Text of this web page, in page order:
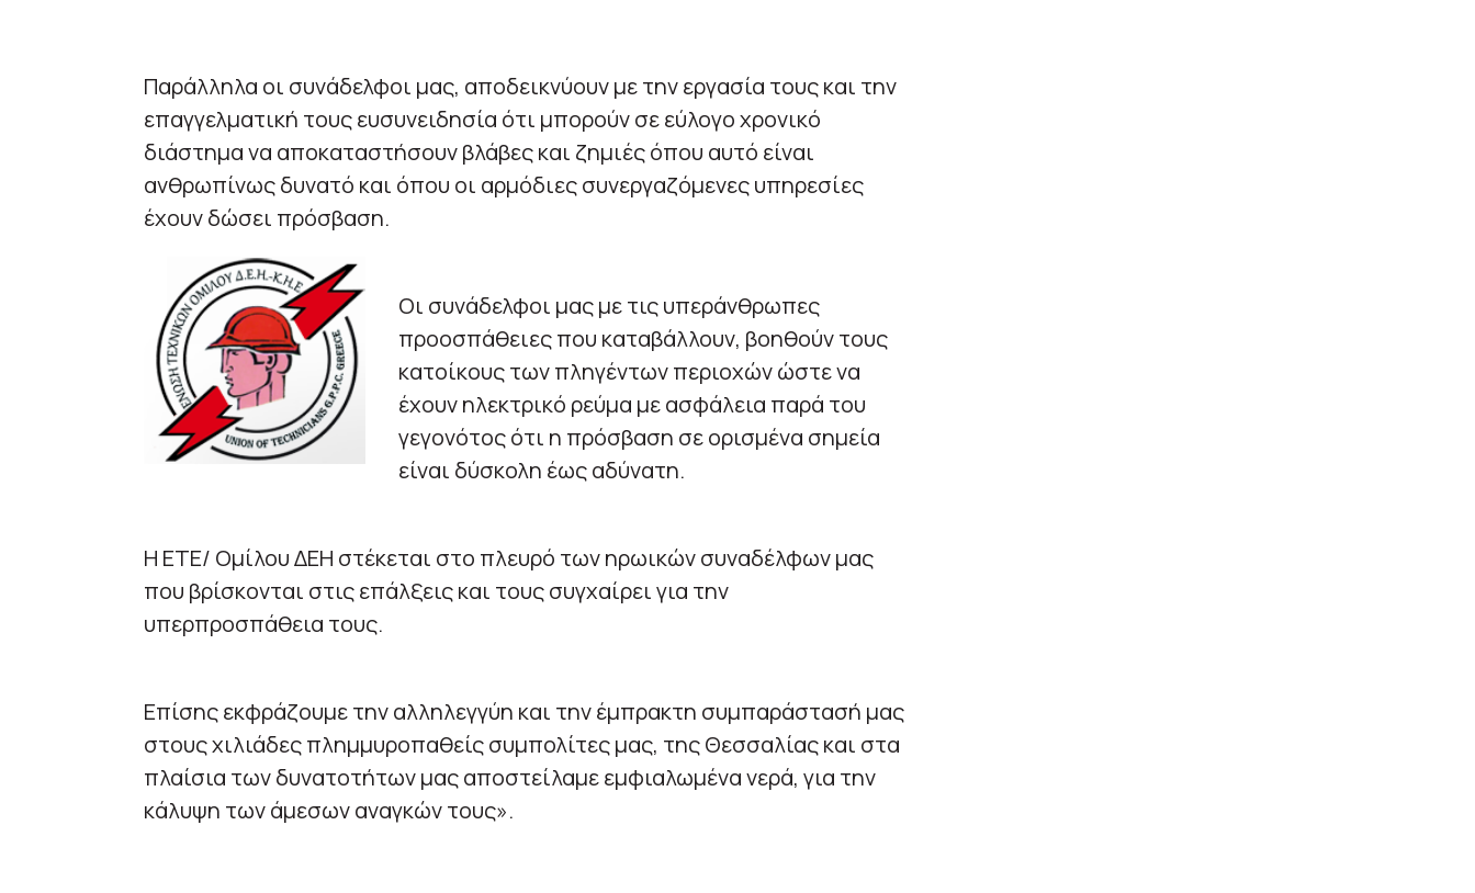
Παράλληλα οι συνάδελφοι μας, αποδεικνύουν με την εργασία τους και την
επαγγελματική τους ευσυνειδησία ότι μπορούν σε εύλογο χρονικό
διάστημα να αποκαταστήσουν βλάβες και ζημιές όπου αυτό είναι
ανθρωπίνως δυνατό και όπου οι αρμόδιες συνεργαζόμενες υπηρεσίες
έχουν δώσει πρόσβαση.
Οι συνάδελφοι μας με τις υπεράνθρωπες
προοσπάθειες που καταβάλλουν, βοηθούν τους
κατοίκους των πληγέντων περιοχών ώστε να
έχουν ηλεκτρικό ρεύμα με ασφάλεια παρά του
γεγονότος ότι η πρόσβαση σε ορισμένα σημεία
είναι δύσκολη έως αδύνατη.
Η ΕΤΕ/ Ομίλου ΔΕΗ στέκεται στο πλευρό των ηρωικών συναδέλφων μας
που βρίσκονται στις επάλξεις και τους συγχαίρει για την
υπερπροσπάθεια τους.
Επίσης εκφράζουμε την αλληλεγγύη και την έμπρακτη συμπαράστασή μας
στους χιλιάδες πλημμυροπαθείς συμπολίτες μας, της Θεσσαλίας και στα
πλαίσια των δυνατοτήτων μας αποστείλαμε εμφιαλωμένα νερά, για την
κάλυψη των άμεσων αναγκών τους».